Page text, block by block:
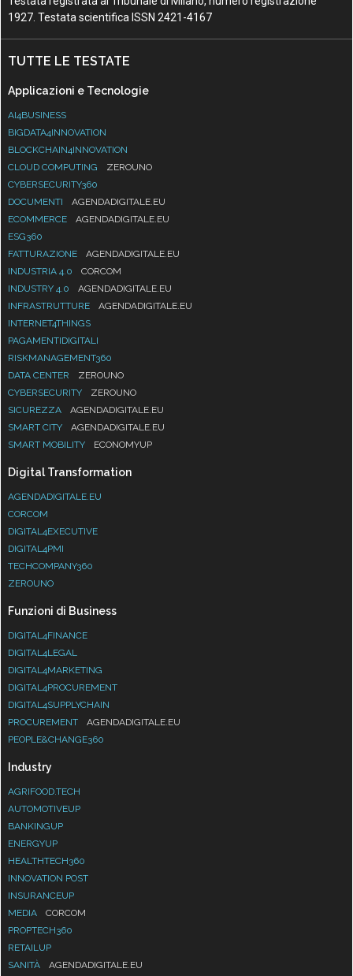
1927. Testata scientifica ISSN 2421-4167
TUTTE LE TESTATE
Applicazioni e Tecnologie
AI4BUSINESS
BIGDATA4INNOVATION
BLOCKCHAIN4INNOVATION
CLOUD COMPUTING
ZEROUNO
CYBERSECURITY360
DOCUMENTI
AGENDADIGITALE.EU
ECOMMERCE
AGENDADIGITALE.EU
ESG360
FATTURAZIONE
AGENDADIGITALE.EU
INDUSTRIA 4.0
CORCOM
INDUSTRY 4.0
AGENDADIGITALE.EU
INFRASTRUTTURE
AGENDADIGITALE.EU
INTERNET4THINGS
PAGAMENTIDIGITALI
RISKMANAGEMENT360
DATA CENTER
ZEROUNO
CYBERSECURITY
ZEROUNO
SICUREZZA
AGENDADIGITALE.EU
SMART CITY
AGENDADIGITALE.EU
SMART MOBILITY
ECONOMYUP
Digital Transformation
AGENDADIGITALE.EU
CORCOM
DIGITAL4EXECUTIVE
DIGITAL4PMI
TECHCOMPANY360
ZEROUNO
Funzioni di Business
DIGITAL4FINANCE
DIGITAL4LEGAL
DIGITAL4MARKETING
DIGITAL4PROCUREMENT
DIGITAL4SUPPLYCHAIN
PROCUREMENT
AGENDADIGITALE.EU
PEOPLE&CHANGE360
Industry
AGRIFOOD.TECH
AUTOMOTIVEUP
BANKINGUP
ENERGYUP
HEALTHTECH360
INNOVATION POST
INSURANCEUP
MEDIA
CORCOM
PROPTECH360
RETAILUP
SANITÀ
AGENDADIGITALE.EU